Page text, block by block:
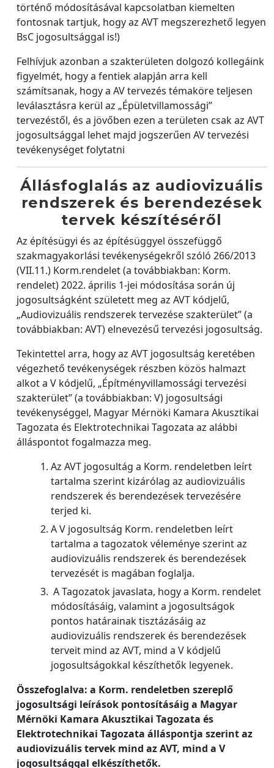
történő módosításával kapcsolatban kiemelten
fontosnak tartjuk, hogy az AVT megszerezhető legyen
BsC jogosultsággal is!)
Felhívjuk azonban a szakterületen dolgozó kollegáink
figyelmét, hogy a fentiek alapján arra kell
számítsanak, hogy a AV tervezés témaköre teljesen
leválasztásra kerül az „Épületvillamossági”
tervezéstől, és a jövőben ezen a területen csak az AVT
jogosultsággal lehet majd jogszerűen AV tervezési
tevékenységet folytatni
Állásfoglalás az audiovizuális
rendszerek és berendezések
tervek készítéséről
Az építésügyi és az építésüggyel összefüggő
szakmagyakorlási tevékenységekről szóló 266/2013
(VII.11.) Korm.rendelet (a továbbiakban: Korm.
rendelet) 2022. április 1-jei módosítása során új
jogosultságként született meg az AVT kódjelű,
„Audiovizuális rendszerek tervezése szakterület” (a
továbbiakban: AVT) elnevezésű tervezési jogosultság.
Tekintettel arra, hogy az AVT jogosultság keretében
végezhető tevékenységek részben közös halmazt
alkot a V kódjelű, „Építményvillamossági tervezési
szakterület” (a továbbiakban: V) jogosultsági
tevékenységgel, Magyar Mérnöki Kamara Akusztikai
Tagozata és Elektrotechnikai Tagozata az alábbi
álláspontot fogalmazza meg.
Az AVT jogosultág a Korm. rendeletben leírt
tartalma szerint kizárólag az audiovizuális
rendszerek és berendezések tervezésére
terjed ki.
A V jogosultság Korm. rendeletben leírt
tartalma a tagozatok véleménye szerint az
audiovizuális rendszerek és berendezések
tervezését is magában foglalja.
A Tagozatok javaslata, hogy a Korm. rendelet
módosításáig, valamint a jogosultságok
pontos határainak tisztázásáig az
audiovizuális rendszerek és berendezések
terveit mind az AVT, mind a V kódjelű
jogosultságokkal készíthetők legyenek.
Összefoglalva: a Korm. rendeletben szereplő
jogosultsági leírások pontosításáig a Magyar
Mérnöki Kamara Akusztikai Tagozata és
Elektrotechnikai Tagozata álláspontja szerint az
audiovizuális tervek mind az AVT, mind a V
jogosultsággal elkészíthetők.